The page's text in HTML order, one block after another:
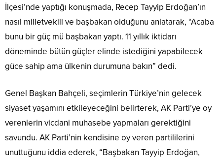
İlçesi’nde yaptığı konuşmada, Recep Tayyip Erdoğan’ın
nasıl milletvekili ve başbakan olduğunu anlatarak, “Acaba
bunu bir güç mü başbakan yaptı. 11 yıllık iktidarı
döneminde bütün güçler elinde istediğini yapabilecek
güce sahip ama ülkenin durumuna bakın” dedi.
Genel Başkan Bahçeli, seçimlerin Türkiye’nin gelecek
siyaset yaşamını etkileyeceğini belirterek, AK Parti’ye oy
verenlerin vicdani muhasebe yapmaları gerektiğini
savundu. AK Parti’nin kendisine oy veren partililerini
unuttuğunu iddia ederek, “Başbakan Tayyip Erdoğan,